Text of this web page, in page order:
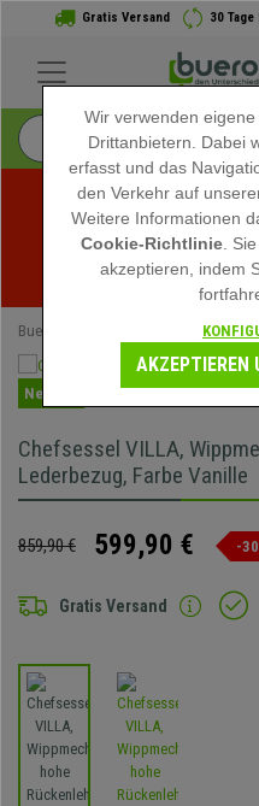
Gratis Versand 30
Sommerschlussverkauf
Rabatte für kurze
Buerostuhlpro
Neuheit
Chefsessel VILLA,
Lederbezug, Farbe Vanille
859,90 € 599,90 € -
Gratis Versand
Wir verwenden
Drittanbietern. Dabei
erfasst und das
den Verkehr auf
Weitere Informationen
Cookie-Richtlinie .
akzeptieren, indem
AKZEPTIEREN